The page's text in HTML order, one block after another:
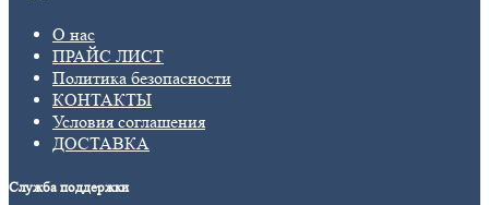
О нас
ПРАЙС ЛИСТ
Политика безопасности
КОНТАКТЫ
Условия соглашения
ДОСТАВКА
Служба поддержки